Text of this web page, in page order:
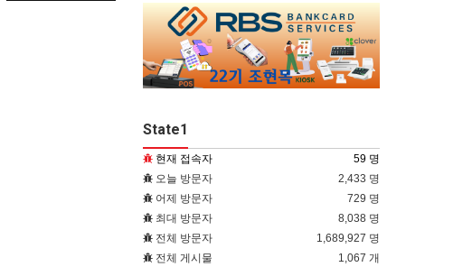
State1
현재 접속자
59 명
오늘 방문자
2,433 명
어제 방문자
729 명
최대 방문자
8,038 명
전체 방문자
1,689,927 명
전체 게시물
1,067 개